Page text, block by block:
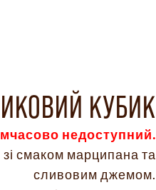
КУБИК
недоступний.
смаком марципана та
сливовим джемом.